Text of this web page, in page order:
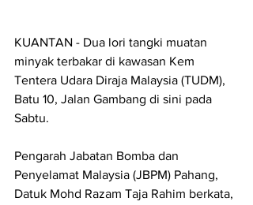
KUANTAN - Dua lori tangki muatan
minyak terbakar di kawasan Kem
Tentera Udara Diraja Malaysia (TUDM),
Batu 10, Jalan Gambang di sini pada
Sabtu.
Pengarah Jabatan Bomba dan
Penyelamat Malaysia (JBPM) Pahang,
Datuk Mohd Razam Taja Rahim berkata,